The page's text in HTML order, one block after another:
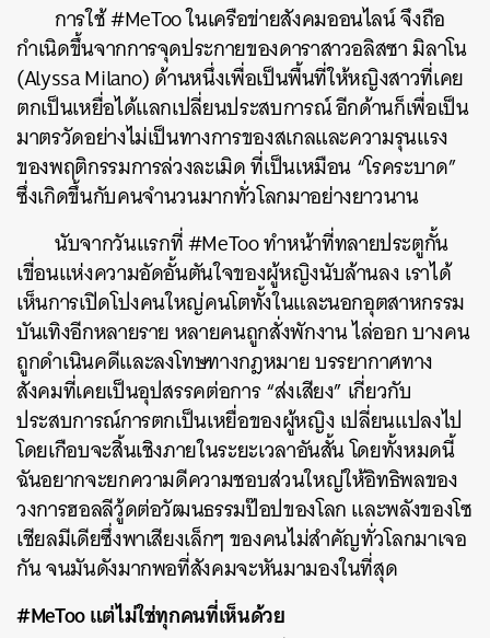
การใช้ #MeToo ในเครือข่ายสังคมออนไลน์ จึงถือ
กำเนิดขึ้นจากการจุดประกายของดาราสาวอลิสซา มิลาโน
(Alyssa Milano) ด้านหนึ่งเพื่อเป็นพื้นที่ให้หญิงสาวที่เคย
ตกเป็นเหยื่อได้แลกเปลี่ยนประสบการณ์ อีกด้านก็เพื่อเป็น
มาตรวัดอย่างไม่เป็นทางการของสเกลและความรุนแรง
ของพฤติกรรมการล่วงละเมิด ที่เป็นเหมือน “โรคระบาด”
ซึ่งเกิดขึ้นกับคนจำนวนมากทั่วโลกมาอย่างยาวนาน
นับจากวันแรกที่ #MeToo ทำหน้าที่ทลายประตูกั้น
เขื่อนแห่งความอัดอั้นตันใจของผู้หญิงนับล้านลง เราได้
เห็นการเปิดโปงคนใหญ่คนโตทั้งในและนอกอุตสาหกรรม
บันเทิงอีกหลายราย หลายคนถูกสั่งพักงาน ไล่ออก บางคน
ถูกดำเนินคดีและลงโทษทางกฎหมาย บรรยากาศทาง
สังคมที่เคยเป็นอุปสรรคต่อการ “ส่งเสียง” เกี่ยวกับ
ประสบการณ์การตกเป็นเหยื่อของผู้หญิง เปลี่ยนแปลงไป
โดยเกือบจะสิ้นเชิงภายในระยะเวลาอันสั้น โดยทั้งหมดนี้
ฉันอยากจะยกความดีความชอบส่วนใหญ่ให้อิทธิพลของ
วงการฮอลลีวู้ดต่อวัฒนธรรมป๊อปของโลก และพลังของโซ
เชียลมีเดียซึ่งพาเสียงเล็กๆ ของคนไม่สำคัญทั่วโลกมาเจอ
กัน จนมันดังมากพอที่สังคมจะหันมามองในที่สุด
#MeToo แต่ไม่ใช่ทุกคนที่เห็นด้วย